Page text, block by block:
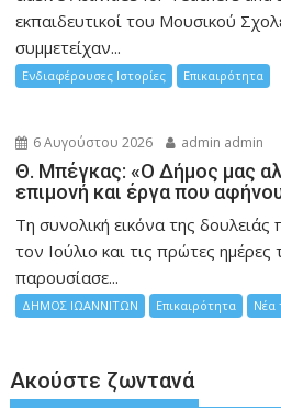
εκπαιδευτικοί του Μουσικού
συμμετείχαν...
Ενδιαφέρουσες Ιστορίες Επικαιρότητα
6 Αυγούστου 2026 admin admin
Θ. Μπέγκας: «Ο Δήμος μας
επιμονή και έργα που
Τη συνολική εικόνα της
τον Ιούλιο και τις πρώτες
παρουσίασε...
ΔΗΜΟΣ ΙΩΑΝΝΙΤΩΝ Επικαιρότητα Νέα
Ακούστε ζωντανά